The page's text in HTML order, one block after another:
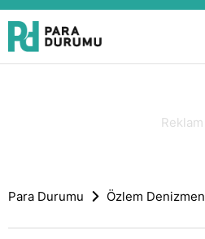
Para Durumu Özlem Denizmen